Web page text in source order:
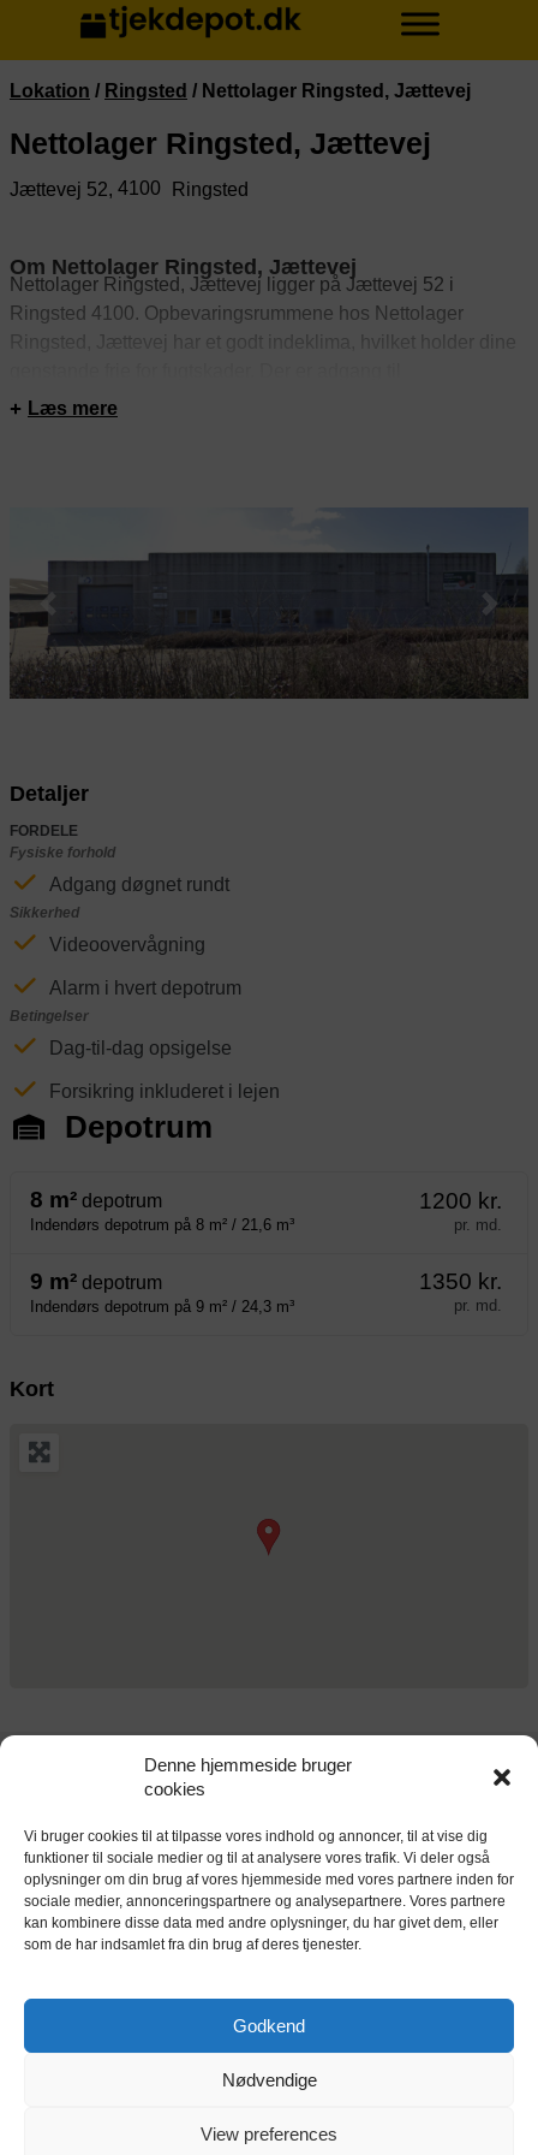
Denne hjemmeside bruger
cookies
Vi bruger cookies til at tilpasse vores indhold og annoncer, til at vise dig
funktioner til sociale medier og til at analysere vores trafik. Vi deler også
oplysninger om din brug af vores hjemmeside med vores partnere inden for
sociale medier, annonceringspartnere og analysepartnere. Vores partnere
kan kombinere disse data med andre oplysninger, du har givet dem, eller
som de har indsamlet fra din brug af deres tjenester.
Godkend
Nødvendige
View preferences
Lokation / Ringsted / Nettolager Ringsted, Jættevej
Nettolager Ringsted, Jættevej
Jættevej 52, 4100 Ringsted
Om Nettolager Ringsted, Jættevej
Nettolager Ringsted, Jættevej ligger på Jættevej 52 i
Ringsted 4100. Opbevaringsrummene hos Nettolager
Ringsted, Jættevej har et godt indeklima, hvilket holder dine
opbevaringsrummene døgnet rundt. Rummene er sikret med
Læs mere
Previous Next
Detaljer
FORDELE
Fysiske forhold
Adgang døgnet rundt
Sikkerhed
Videoovervågning
Alarm i hvert depotrum
Betingelser
Dag-til-dag opsigelse
Forsikring inkluderet i lejen
Depotrum
8 m² depotrum
Indendørs depotrum på 8 m² / 21,6 m³
1200 kr.
pr. md.
9 m² depotrum
Indendørs depotrum på 9 m² / 24,3 m³
1350 kr.
pr. md.
Kort
Kundeanmeldelser